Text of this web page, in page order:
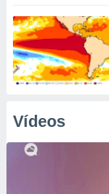
Vídeos